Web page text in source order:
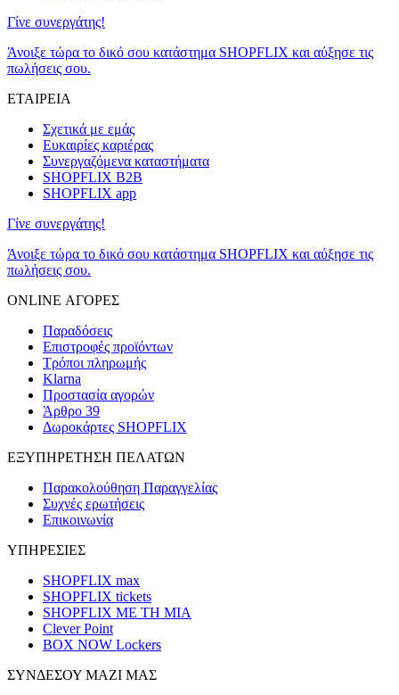
Γίνε συνεργάτης!
Άνοιξε τώρα το δικό σου κατάστημα SHOPFLIX και αύξησε τις
πωλήσεις σου.
ΕΤΑΙΡΕΙΑ
Σχετικά με εμάς
Ευκαιρίες καριέρας
Συνεργαζόμενα καταστήματα
SHOPFLIX B2B
SHOPFLIX app
Γίνε συνεργάτης!
Άνοιξε τώρα το δικό σου κατάστημα SHOPFLIX και αύξησε τις
πωλήσεις σου.
ONLINE ΑΓΟΡΕΣ
Παραδόσεις
Επιστροφές προϊόντων
Τρόποι πληρωμής
Klarna
Προστασία αγορών
Άρθρο 39
Δωροκάρτες SHOPFLIX
ΕΞΥΠΗΡΕΤΗΣΗ ΠΕΛΑΤΩΝ
Παρακολούθηση Παραγγελίας
Συχνές ερωτήσεις
Επικοινωνία
ΥΠΗΡΕΣΙΕΣ
SHOPFLIX max
SHOPFLIX tickets
SHOPFLIX ΜΕ ΤΗ ΜΙΑ
Clever Point
BOX NOW Lockers
ΣΥΝΔΕΣΟΥ ΜΑΖΙ ΜΑΣ